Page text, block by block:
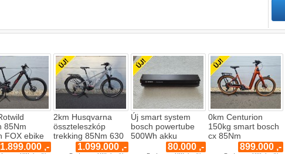
85Nm
FOX ebike
1.899.000 ,-
2km Husqvarna
összteleszkóp
trekking 85Nm 630
1.099.000 ,-
Új smart system
bosch powertube
500Wh akku
80.000 ,-
0km Centurion
150kg smart bosch
cx 85Nm
899.000 ,-